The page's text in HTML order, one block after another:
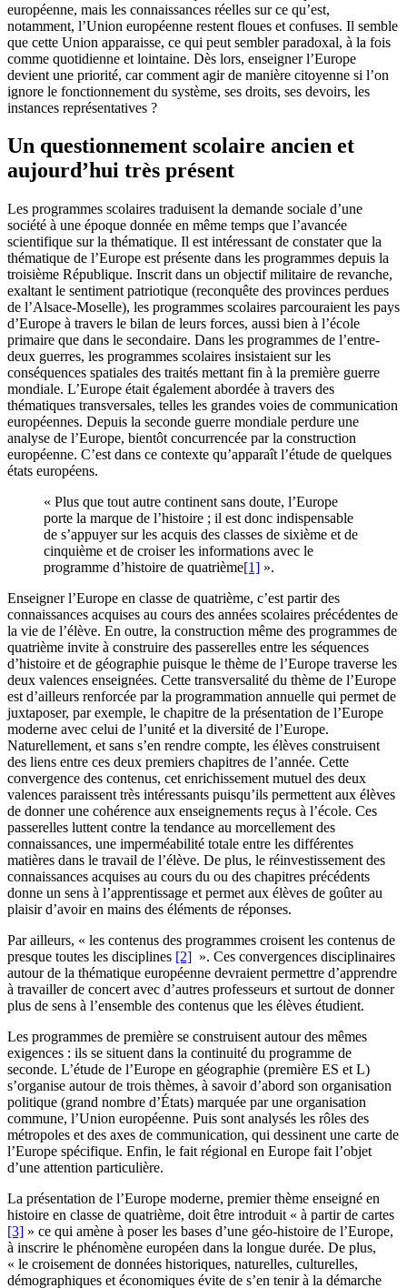
européenne, mais les connaissances réelles sur ce qu’est,
notamment, l’Union européenne restent floues et confuses. Il semble
que cette Union apparaisse, ce qui peut sembler paradoxal, à la fois
comme quotidienne et lointaine. Dès lors, enseigner l’Europe
devient une priorité, car comment agir de manière citoyenne si l’on
ignore le fonctionnement du système, ses droits, ses devoirs, les
instances représentatives ?
Un questionnement scolaire ancien et
aujourd’hui très présent
Les programmes scolaires traduisent la demande sociale d’une
société à une époque donnée en même temps que l’avancée
scientifique sur la thématique. Il est intéressant de constater que la
thématique de l’Europe est présente dans les programmes depuis la
troisième République. Inscrit dans un objectif militaire de revanche,
exaltant le sentiment patriotique (reconquête des provinces perdues
de l’Alsace-Moselle), les programmes scolaires parcouraient les pays
d’Europe à travers le bilan de leurs forces, aussi bien à l’école
primaire que dans le secondaire. Dans les programmes de l’entre-
deux guerres, les programmes scolaires insistaient sur les
conséquences spatiales des traités mettant fin à la première guerre
mondiale. L’Europe était également abordée à travers des
thématiques transversales, telles les grandes voies de communication
européennes. Depuis la seconde guerre mondiale perdure une
analyse de l’Europe, bientôt concurrencée par la construction
européenne. C’est dans ce contexte qu’apparaît l’étude de quelques
états européens.
« Plus que tout autre continent sans doute, l’Europe
porte la marque de l’histoire ; il est donc indispensable
de s’appuyer sur les acquis des classes de sixième et de
cinquième et de croiser les informations avec le
programme d’histoire de quatrième[1] ».
Enseigner l’Europe en classe de quatrième, c’est partir des
connaissances acquises au cours des années scolaires précédentes de
la vie de l’élève. En outre, la construction même des programmes de
quatrième invite à construire des passerelles entre les séquences
d’histoire et de géographie puisque le thème de l’Europe traverse les
deux valences enseignées. Cette transversalité du thème de l’Europe
est d’ailleurs renforcée par la programmation annuelle qui permet de
juxtaposer, par exemple, le chapitre de la présentation de l’Europe
moderne avec celui de l’unité et la diversité de l’Europe.
Naturellement, et sans s’en rendre compte, les élèves construisent
des liens entre ces deux premiers chapitres de l’année. Cette
convergence des contenus, cet enrichissement mutuel des deux
valences paraissent très intéressants puisqu’ils permettent aux élèves
de donner une cohérence aux enseignements reçus à l’école. Ces
passerelles luttent contre la tendance au morcellement des
connaissances, une imperméabilité totale entre les différentes
matières dans le travail de l’élève. De plus, le réinvestissement des
connaissances acquises au cours du ou des chapitres précédents
donne un sens à l’apprentissage et permet aux élèves de goûter au
plaisir d’avoir en mains des éléments de réponses.
Par ailleurs, « les contenus des programmes croisent les contenus de
presque toutes les disciplines [2] ». Ces convergences disciplinaires
autour de la thématique européenne devraient permettre d’apprendre
à travailler de concert avec d’autres professeurs et surtout de donner
plus de sens à l’ensemble des contenus que les élèves étudient.
Les programmes de première se construisent autour des mêmes
exigences : ils se situent dans la continuité du programme de
seconde. L’étude de l’Europe en géographie (première ES et L)
s’organise autour de trois thèmes, à savoir d’abord son organisation
politique (grand nombre d’États) marquée par une organisation
commune, l’Union européenne. Puis sont analysés les rôles des
métropoles et des axes de communication, qui dessinent une carte de
l’Europe spécifique. Enfin, le fait régional en Europe fait l’objet
d’une attention particulière.
La présentation de l’Europe moderne, premier thème enseigné en
histoire en classe de quatrième, doit être introduit « à partir de cartes
[3] » ce qui amène à poser les bases d’une géo-histoire de l’Europe,
à inscrire le phénomène européen dans la longue durée. De plus,
« le croisement de données historiques, naturelles, culturelles,
démographiques et économiques évite de s’en tenir à la démarche